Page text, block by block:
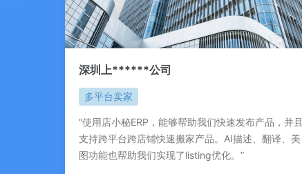
深圳上******公司
多平台卖家
“使用店小秘ERP，能够帮助我们快速发布产品，并且
支持跨平台跨店铺快速搬家产品。AI描述、翻译、美
图功能也帮助我们实现了listing优化。”